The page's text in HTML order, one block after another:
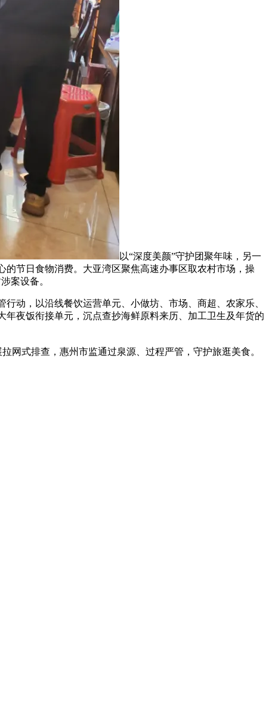
以“深度美颜”守护团聚年味，另一
节日食物消费。大亚湾区聚焦高速办事区取农村市场，操
案设备。
动，以沿线餐饮运营单元、小做坊、市场、商超、农家乐、
夜饭衔接单元，沉点查抄海鲜原料来历、加工卫生及年货的
式排查，惠州市监通过泉源、过程严管，守护旅逛美食。